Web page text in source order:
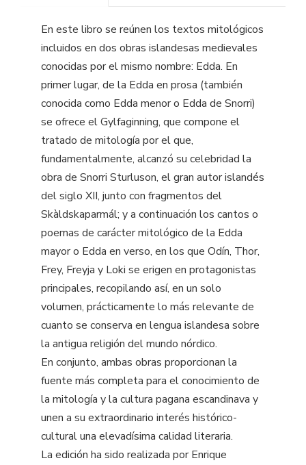
En este libro se reúnen los textos mitológicos
incluidos en dos obras islandesas medievales
conocidas por el mismo nombre: Edda. En
primer lugar, de la Edda en prosa (también
conocida como Edda menor o Edda de Snorri)
se ofrece el Gylfaginning, que compone el
tratado de mitología por el que,
fundamentalmente, alcanzó su celebridad la
obra de Snorri Sturluson, el gran autor islandés
del siglo XII, junto con fragmentos del
Skàldskaparmál; y a continuación los cantos o
poemas de carácter mitológico de la Edda
mayor o Edda en verso, en los que Odín, Thor,
Frey, Freyja y Loki se erigen en protagonistas
principales, recopilando así, en un solo
volumen, prácticamente lo más relevante de
cuanto se conserva en lengua islandesa sobre
la antigua religión del mundo nórdico.
En conjunto, ambas obras proporcionan la
fuente más completa para el conocimiento de
la mitología y la cultura pagana escandinava y
unen a su extraordinario interés histórico-
cultural una elevadísima calidad literaria.
La edición ha sido realizada por Enrique